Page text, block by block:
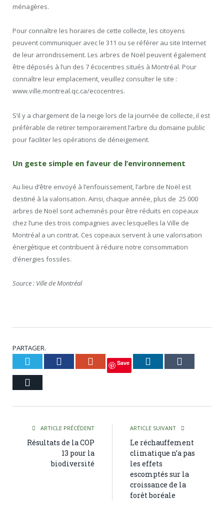
ménagères.
Pour connaître les horaires de cette collecte, les citoyens
peuvent communiquer avec le 311 ou se référer au site Internet
de leur arrondissement. Les arbres de Noël peuvent également
être déposés à l’un des 7 écocentres situés à Montréal. Pour
connaître leur emplacement, veuillez consulter le site :
www.ville.montreal.qc.ca/ecocentres.
S’il y a chargement de la neige lors de la journée de collecte, il est
préférable de retirer temporairement l’arbre du domaine public
pour faciliter les opérations de déneigement.
Un geste simple en faveur de l’environnement
Au lieu d’être envoyé à l’enfouissement, l’arbre de Noël est
destiné à la valorisation. Ainsi, chaque année, plus de 25 000
arbres de Noël sont acheminés pour être réduits en copeaux
chez l’une des trois compagnies avec lesquelles la Ville de
Montréal a un contrat. Ces copeaux servent à une valorisation
énergétique et contribuent à réduire notre consommation
d’énergies fossiles.
Source : Ville de Montréal
PARTAGER.
Twitter Facebook Google+
Save LinkedIn
ARTICLE PRÉCÉDENT
Résultats de la COP
13 pour la
biodiversité
ARTICLE SUIVANT
Le réchauffement
climatique n’a pas
les effets
escomptés sur la
croissance de la
forêt boréale